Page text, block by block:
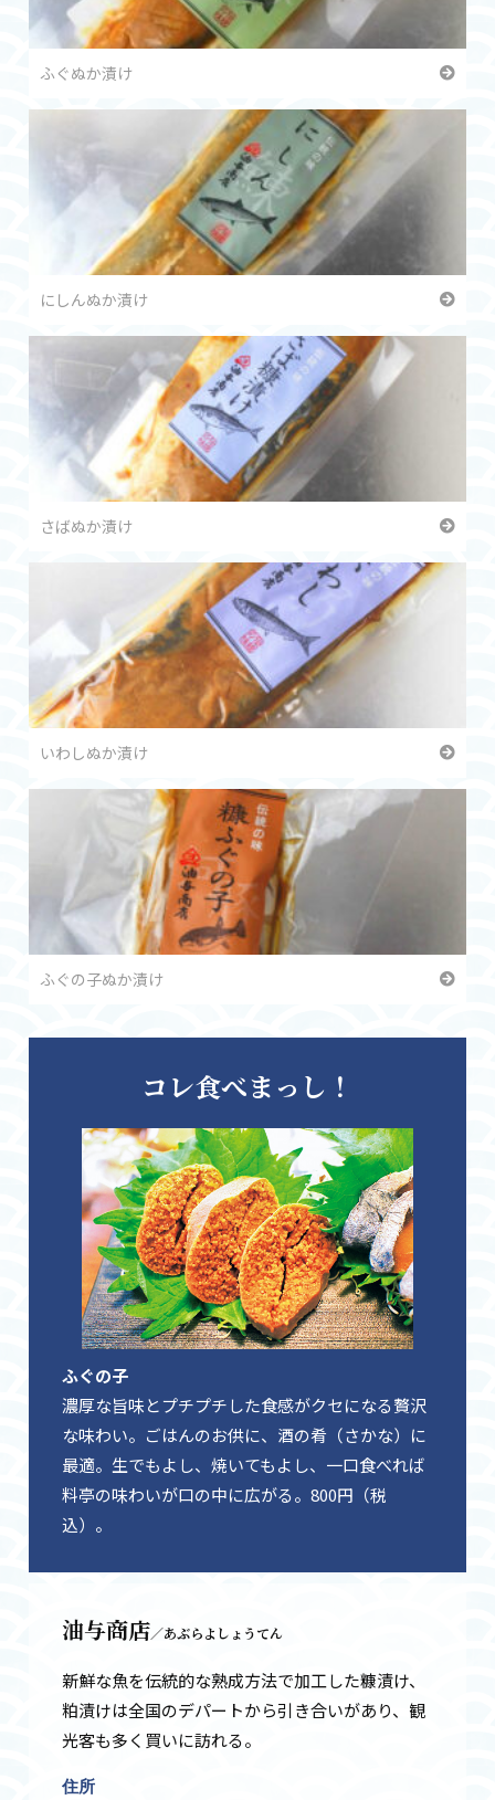
ふぐぬか漬け
にしんぬか漬け
さばぬか漬け
いわしぬか漬け
ふぐの子ぬか漬け
コレ食べまっし！
ふぐの子
濃厚な旨味とプチプチした食感がクセになる贅沢
な味わい。ごはんのお供に、酒の肴（さかな）に
最適。生でもよし、焼いてもよし、一口食べれば
料亭の味わいが口の中に広がる。800円（税
込）。
油与商店／あぶらよしょうてん
新鮮な魚を伝統的な熟成方法で加工した糠漬け、
粕漬けは全国のデパートから引き合いがあり、観
光客も多く買いに訪れる。
住所